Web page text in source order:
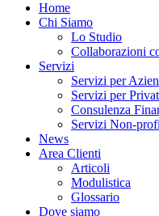
Home
Chi Siamo
Lo Studio
Collaborazioni
Servizi
Servizi per
Servizi per
Consulenza
Servizi Non-
News
Area Clienti
Articoli
Modulistica
Glossario
Dove siamo